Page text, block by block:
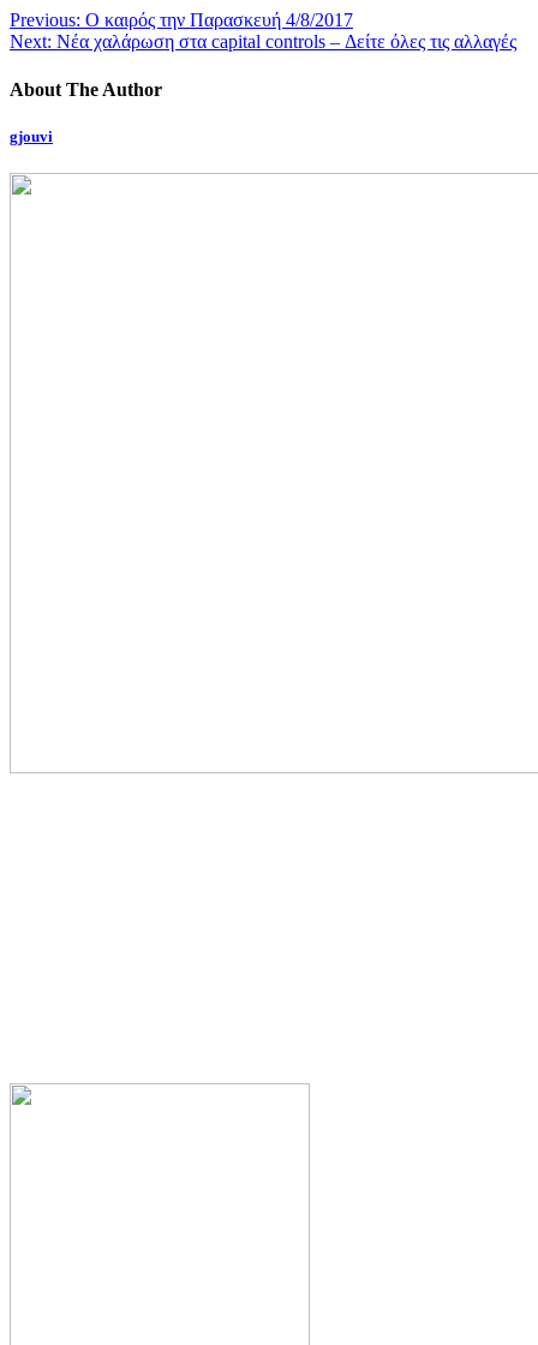
Previous: Ο καιρός την Παρασκευή 4/8/2017
Next: Νέα χαλάρωση στα capital controls – Δείτε όλες τις αλλαγές
About The Author
gjouvi